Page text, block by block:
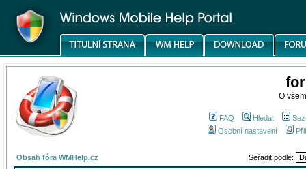
O
FAQ Hledat
Osobní nastavení
Obsah fóra WMHelp.cz Seřadit podle: